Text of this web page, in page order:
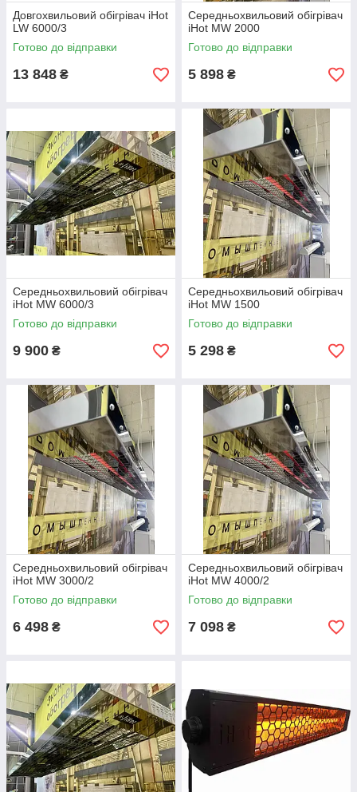
Довгохвильовий обігрівач iHot
LW 6000/3
Готово до відправки
13 848 ₴
Середньохвильовий обігрівач
iHot MW 2000
Готово до відправки
5 898 ₴
Середньохвильовий обігрівач
iHot MW 6000/3
Готово до відправки
9 900 ₴
Середньохвильовий обігрівач
iHot MW 1500
Готово до відправки
5 298 ₴
Середньохвильовий обігрівач
iHot MW 3000/2
Готово до відправки
6 498 ₴
Середньохвильовий обігрівач
iHot MW 4000/2
Готово до відправки
7 098 ₴